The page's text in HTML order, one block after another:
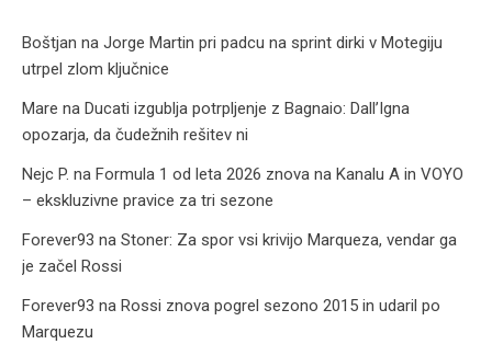
Boštjan na Jorge Martin pri padcu na sprint dirki v Motegiju
utrpel zlom ključnice
Mare na Ducati izgublja potrpljenje z Bagnaio: Dall’Igna
opozarja, da čudežnih rešitev ni
Nejc P. na Formula 1 od leta 2026 znova na Kanalu A in VOYO
– ekskluzivne pravice za tri sezone
Forever93 na Stoner: Za spor vsi krivijo Marqueza, vendar ga
je začel Rossi
Forever93 na Rossi znova pogrel sezono 2015 in udaril po
Marquezu